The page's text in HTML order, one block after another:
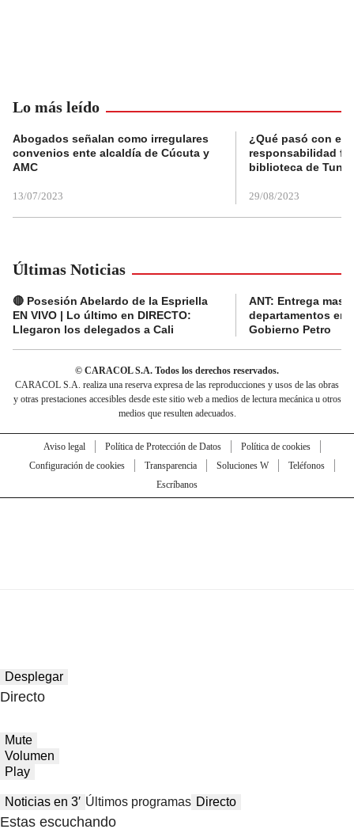
Lo más leído
Abogados señalan como irregulares
convenios ente alcaldía de Cúcuta y
AMC
13/07/2023
¿Qué pasó con el
responsabilidad
biblioteca de
29/08/2023
Últimas Noticias
🔴 Posesión Abelardo de la Espriella
EN VIVO | Lo último en DIRECTO:
Llegaron los delegados a Cali
ANT: Entrega
departamentos en
Gobierno Petro
© CARACOL S.A. Todos los derechos reservados.
CARACOL S.A. realiza una reserva expresa de las reproducciones y usos de las obras
y otras prestaciones accesibles desde este sitio web a medios de lectura mecánica u otros
medios que resulten adecuados.
Aviso legal Política de Protección de Datos
Política de cookies
Configuración de cookies
Transparencia Soluciones W
Teléfonos
Escríbanos
Desplegar
Directo
Mute
Volumen
Play
Noticias en 3′ Últimos programas Directo
Estas escuchando